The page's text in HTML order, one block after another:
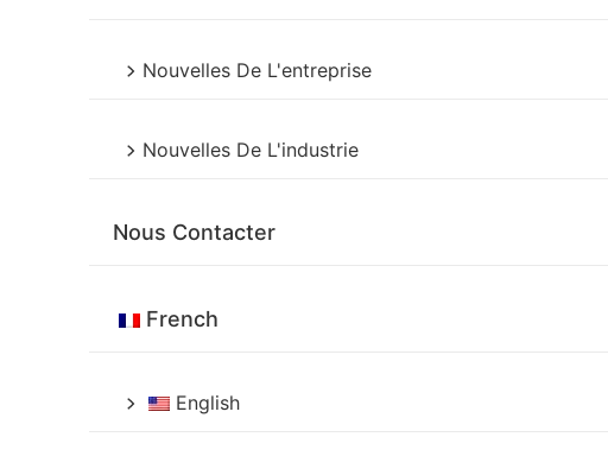
Nouvelles De L'entreprise
Nouvelles De L'industrie
Nous Contacter
French
English